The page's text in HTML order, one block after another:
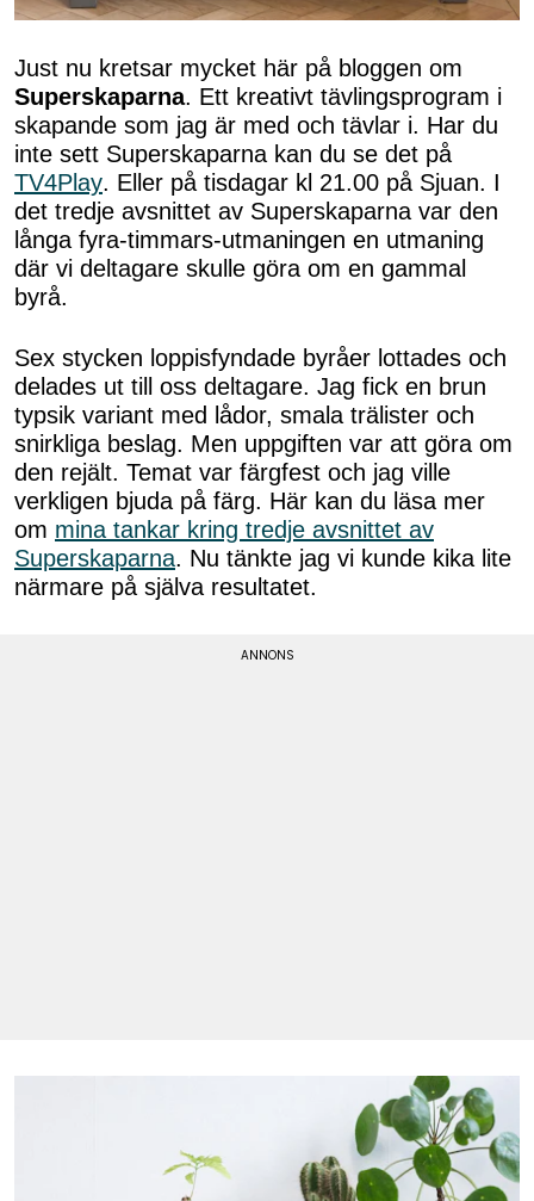
Just nu kretsar mycket här på bloggen om
Superskaparna. Ett kreativt tävlingsprogram i
skapande som jag är med och tävlar i. Har du
inte sett Superskaparna kan du se det på
TV4Play. Eller på tisdagar kl 21.00 på Sjuan. I
det tredje avsnittet av Superskaparna var den
långa fyra-timmars-utmaningen en utmaning
där vi deltagare skulle göra om en gammal
byrå.
Sex stycken loppisfyndade byråer lottades och
delades ut till oss deltagare. Jag fick en brun
typsik variant med lådor, smala trälister och
snirkliga beslag. Men uppgiften var att göra om
den rejält. Temat var färgfest och jag ville
verkligen bjuda på färg. Här kan du läsa mer
om mina tankar kring tredje avsnittet av
Superskaparna. Nu tänkte jag vi kunde kika lite
närmare på själva resultatet.